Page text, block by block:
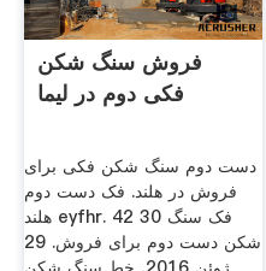
فروش سنگ شکن
فکی دوم در لیما
دست دوم سنگ شکن فکی برای
فروش در هلند. فک دست دوم
هلند eyfhr. 42 30 فک سنگ
شکن دست دوم برای فروش. 29